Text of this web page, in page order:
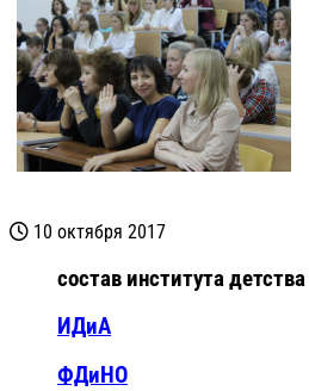
10 октября 2017
состав института
ИДиА
ФДиНО